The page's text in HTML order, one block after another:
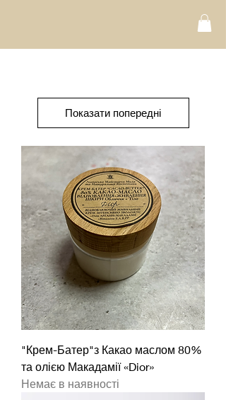
Показати попередні
"Крем-Батер"з Какао маслом 80%
та олією Макадамії «Dior»
Немає в наявності